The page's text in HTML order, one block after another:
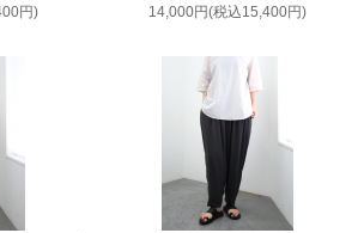
円) 14,000円(税込15,400円)